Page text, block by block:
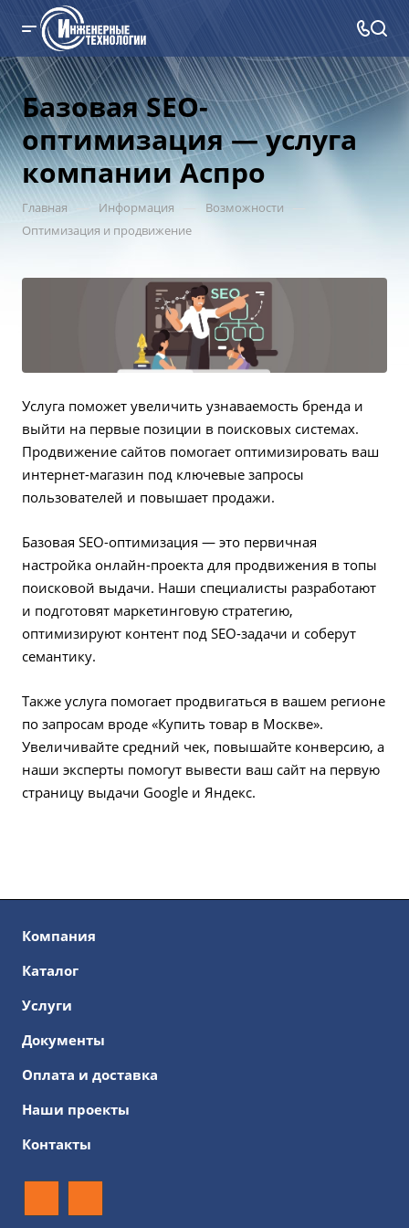
Базовая SEO-
оптимизация — услуга
компании Аспро
Главная — Информация Возможности —
Оптимизация и продвижение
Услуга поможет увеличить узнаваемость бренда и
выйти на первые позиции в поисковых системах.
Продвижение сайтов помогает оптимизировать ваш
интернет-магазин под ключевые запросы
пользователей и повышает продажи.
Базовая SEO-оптимизация — это первичная
настройка онлайн-проекта для продвижения в топы
поисковой выдачи. Наши специалисты разработают
и подготовят маркетинговую стратегию,
оптимизируют контент под SEO-задачи и соберут
семантику.
Также услуга помогает продвигаться в вашем регионе
по запросам вроде «Купить товар в Москве».
Увеличивайте средний чек, повышайте конверсию, а
наши эксперты помогут вывести ваш сайт на первую
страницу выдачи Google и Яндекс.
Компания
Каталог
Услуги
Документы
Оплата и доставка
Наши проекты
Контакты